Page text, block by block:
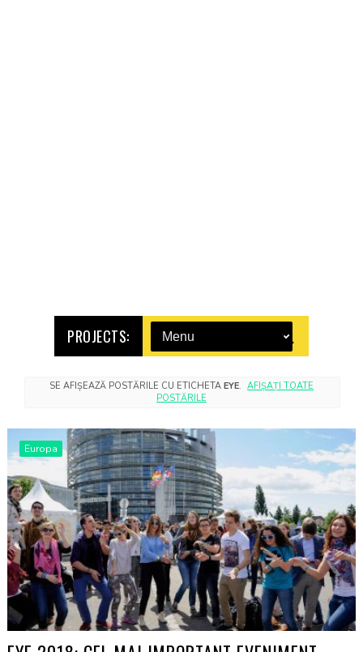
PROJECTS:
SE AFIȘEAZĂ POSTĂRILE CU ETICHETA EYE. AFIȘAȚI TOATE
POSTĂRILE
Europa